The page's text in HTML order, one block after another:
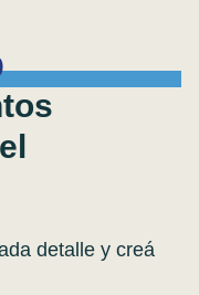
detalle y creá